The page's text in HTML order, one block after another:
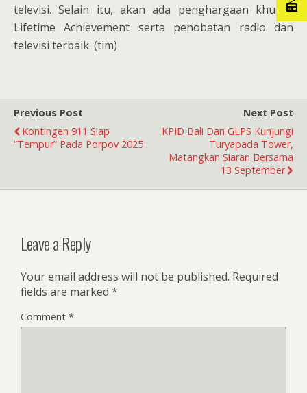
televisi. Selain itu, akan ada penghargaan khusus
Lifetime Achievement serta penobatan radio dan
televisi terbaik. (tim)
Previous Post
Kontingen 911 Siap
“Tempur” Pada Porpov 2025
Next Post
KPID Bali Dan GLPS Kunjungi
Turyapada Tower,
Matangkan Siaran Bersama
13 September
Leave a Reply
Your email address will not be published. Required
fields are marked *
Comment *